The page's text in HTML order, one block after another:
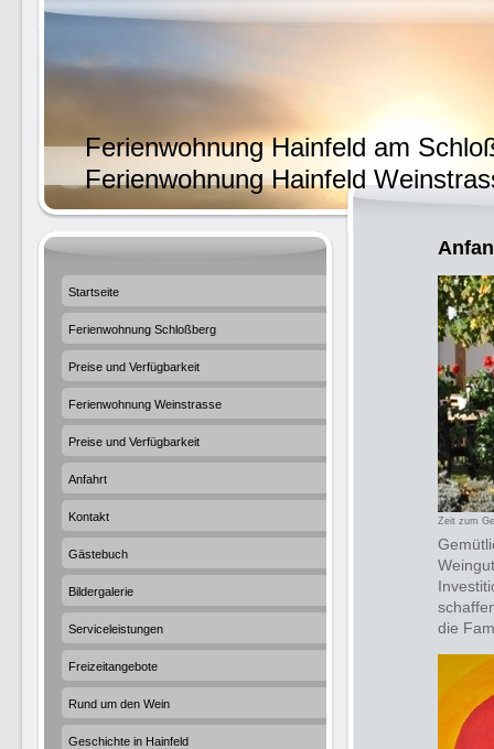
Ferienwohnung Hainfeld am
Ferienwohnung Hainfeld
Zeit zum
die
Startseite
Ferienwohnung Schloßberg
Preise und Verfügbarkeit
Ferienwohnung Weinstrasse
Preise und Verfügbarkeit
Anfahrt
Kontakt
Gästebuch
Bildergalerie
Serviceleistungen
Freizeitangebote
Rund um den Wein
Geschichte in Hainfeld